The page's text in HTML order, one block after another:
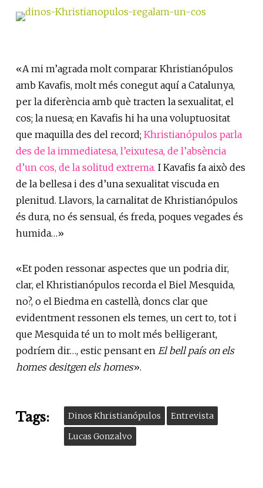
«A mi m’agrada molt comparar Khristianópulos
amb Kavafis, molt més conegut aquí a Catalunya,
per la diferència amb què tracten la sexualitat, el
cos; la nuesa; en Kavafis hi ha una voluptuositat
que maquilla des del record; Khristianópulos parla
des de la immediatesa, l’eixutesa, de l’absència
d’un cos, de la solitud extrema. I Kavafis fa això des
de la bellesa i des d’una sexualitat viscuda en
plenitud. Llavors, la carnalitat de Khristianópulos
és dura, no és sensual, és freda, poques vegades és
humida…»
«Et poden ressonar aspectes que un podria dir,
clar, el Khristianópulos recorda el Biel Mesquida,
no?, o el Biedma en castellà, doncs clar que
evidentment ressonen els temes, un cert to, tot i
que Mesquida té un to molt més bel·ligerant,
podríem dir…, estic pensant en El bell país on els
homes desitgen els homes».
Tags: Dinos Khristianópulos
Entrevista
Lucas Gonzalvo